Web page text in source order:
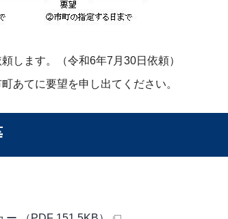
します。（令和6年7月30日依頼）
あてに要望を申し出てください。